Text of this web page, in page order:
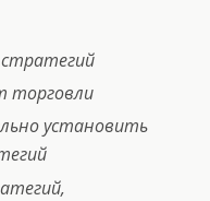
торговли
установить